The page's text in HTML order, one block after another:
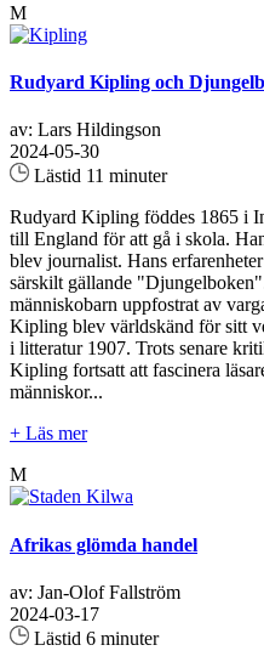
M
Rudyard Kipling och
av: Lars Hildingson
2024-05-30
Lästid 11 minuter
Rudyard Kipling föddes 1865 i
till England för att gå i skola.
blev journalist. Hans
särskilt gällande
människobarn uppfostrat av
Kipling blev världskänd för sitt
i litteratur 1907. Trots senare
Kipling fortsatt att fascinera
människor...
+ Läs mer
M
Afrikas glömda handel
av: Jan-Olof Fallström
2024-03-17
Lästid 6 minuter